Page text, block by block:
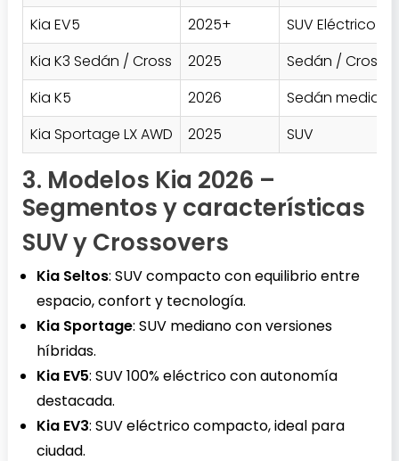
Kia EV5
2025+
SUV Eléctrico
Kia K3 Sedán / Cross
2025
Sedán /
Kia K5
2026
Sedán mediano
Kia Sportage LX AWD
2025 SUV
3. Modelos Kia 2026 –
Segmentos y características
SUV y Crossovers
Kia Seltos: SUV compacto con equilibrio entre
espacio, confort y tecnología.
Kia Sportage: SUV mediano con versiones
híbridas.
Kia EV5: SUV 100% eléctrico con autonomía
destacada.
Kia EV3: SUV eléctrico compacto, ideal para
ciudad.